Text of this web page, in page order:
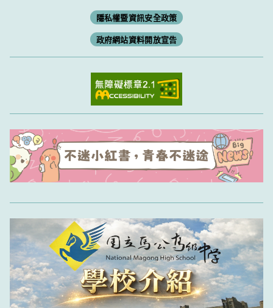
隱私權暨資訊安全政策
政府網站資料開放宣告